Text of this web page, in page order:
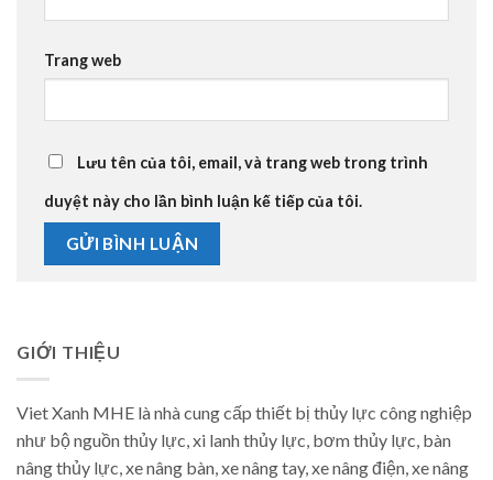
Trang web
Lưu tên của tôi, email, và trang web trong trình
duyệt này cho lần bình luận kế tiếp của tôi.
GIỚI THIỆU
Viet Xanh MHE là nhà cung cấp thiết bị thủy lực công nghiệp
như bộ nguồn thủy lực, xi lanh thủy lực, bơm thủy lực, bàn
nâng thủy lực, xe nâng bàn, xe nâng tay, xe nâng điện, xe nâng